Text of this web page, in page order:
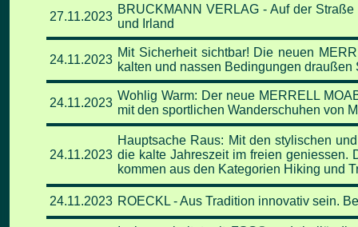
27.11.2023
BRUCKMANN VERLAG - Auf der
und Irland
24.11.2023
Mit Sicherheit sichtbar! Die neuen
kalten und nassen Bedingungen draußen
24.11.2023
Wohlig Warm: Der neue MERRELL
mit den sportlichen Wanderschuhen von
24.11.2023
Hauptsache Raus: Mit den stylischen
die kalte Jahreszeit im freien geniessen.
kommen aus den Kategorien Hiking und
24.11.2023 ROECKL - Aus Tradition innovativ sein.